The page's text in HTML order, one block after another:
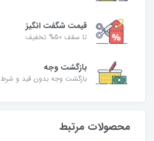
قیمت شگفت انگیز
تا سقف 50% تخفیف
بازگشت وجه
بازگشت وجه بدون قید و شرط
محصولات مرتبط